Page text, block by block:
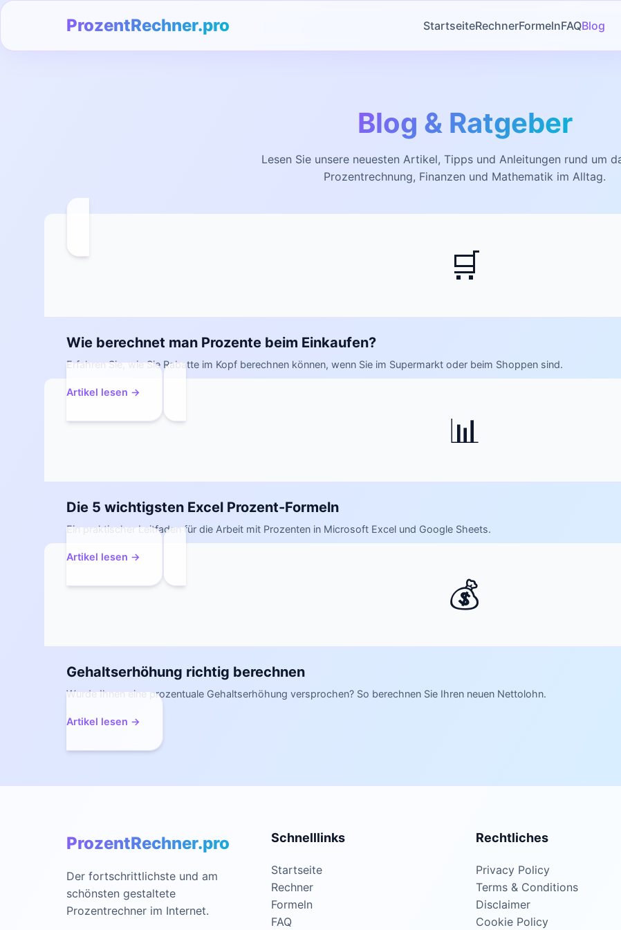
ProzentRechner.pro StartseiteRechnerFormelnFAQBlog
Blog & Ratgeber
Lesen Sie unsere neuesten Artikel, Tipps und Anleitungen rund um
Prozentrechnung, Finanzen und Mathematik im Alltag.
🛒
Wie berechnet man Prozente beim Einkaufen?
Erfahren Sie, wie Sie Rabatte im Kopf berechnen können, wenn Sie im Supermarkt oder beim Shoppen sind.
Artikel lesen →
📊
Die 5 wichtigsten Excel Prozent-Formeln
Ein praktischer Leitfaden für die Arbeit mit Prozenten in Microsoft Excel und Google Sheets.
Artikel lesen →
💰
Gehaltserhöhung richtig berechnen
Wurde Ihnen eine prozentuale Gehaltserhöhung versprochen? So berechnen Sie Ihren neuen Nettolohn.
Artikel lesen →
ProzentRechner.pro
Der fortschrittlichste und am
schönsten gestaltete
Prozentrechner im Internet.
Schnelllinks
Startseite
Rechner
Formeln
FAQ
Rechtliches
Privacy Policy
Terms & Conditions
Disclaimer
Cookie Policy